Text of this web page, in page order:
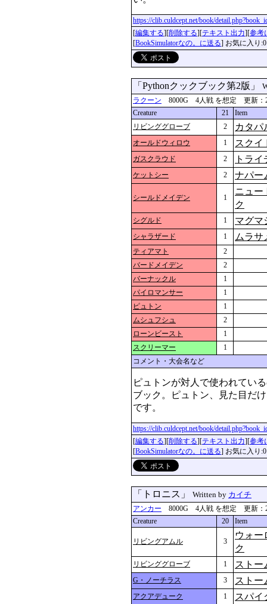
https://clib.culdcept.net/book/
[編集する][削除する][テキスト出力][参考
[BookSimulatorなの。に送る] お気に入り:0
「Pythonクックブック第2版」
ラクーン 8000G 4人戦 を想定 更新：
Creature
21
Item
リビンググローブ
2 カタパ
オールドウィロウ 1 スクイ
ガスクラウド 2 トラ
ケットシー 2 ナパー
シールドメイデン 1
ニュー
ク
シグルド 1 マグマ
シャラザード 1 ムラサ
ティアマト
2
バードメイデン
2
バーナックル
1
パイロマンサー
1
ピュトン
1
ムシュフシュ
2
ローンビースト
1
スクリーマー
1
コメント・大会名など
ピュトンが対人で使われてい
ブック。ピュトン、見た目だ
です。
https://clib.culdcept.net/book/
[編集する][削除する][テキスト出力][参考
[BookSimulatorなの。に送る] お気に入り:0
「トロニス」 Written by カイチ
アンカー 8000G 4人戦 を想定 更新：
Creature
20 Item
リビングアムル 3
ウォー
ク
リビンググローブ 1 ストー
G・ノーチラス 3 ストー
アクアデューク 1 スパイ